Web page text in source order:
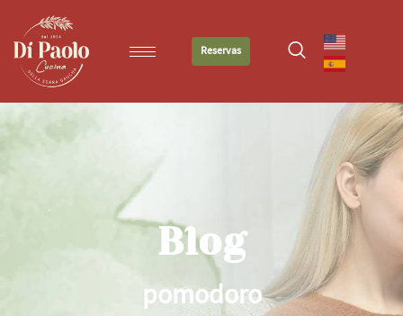
Reservas
Blog
pomodoro